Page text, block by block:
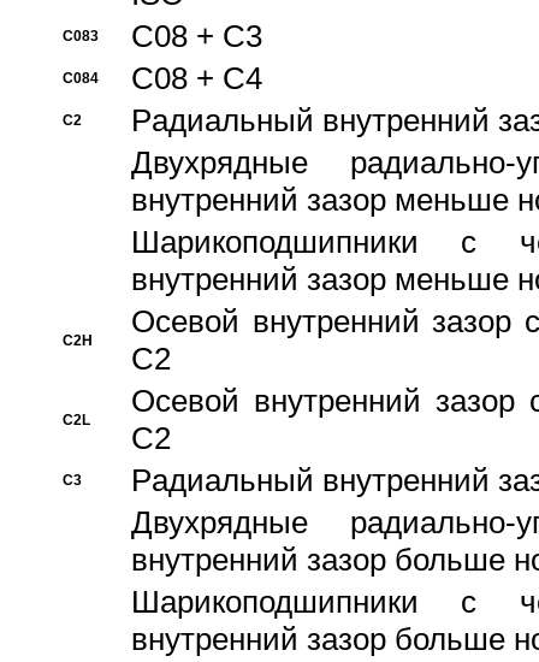
C083 C08 + C3
C084 C08 + C4
C2
Pадиальный внутренний
Двухрядные радиально-
внутренний зазор меньше
Шарикоподшипники с
внутренний зазор меньше
C2H
Осевой внутренний зазор
C2
C2L
Осевой внутренний зазор
C2
C3
Pадиальный внутренний
Двухрядные радиально-
внутренний зазор больше
Шарикоподшипники с
внутренний зазор больше